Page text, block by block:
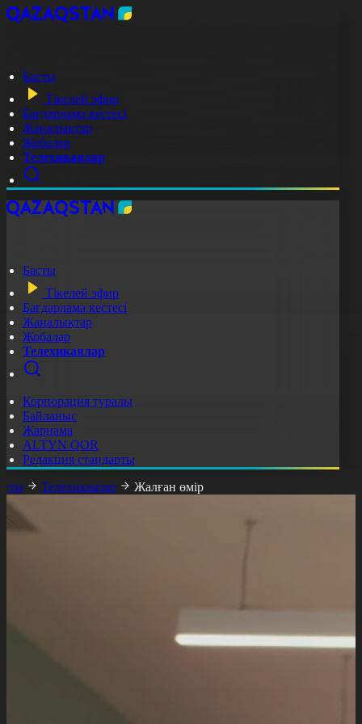
Басты
Тікелей эфир
Бағдарлама кестесі
Жаңалықтар
Жобалар
Телехикаялар
Басты
Тікелей эфир
Бағдарлама кестесі
Жаңалықтар
Жобалар
Телехикаялар
Корпорация туралы
Байланыс
Жарнама
ALTYN QOR
Редакция стандарты
Телехикаялар Жалған өмір